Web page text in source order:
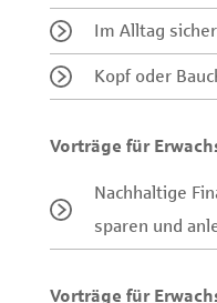
Im Alltag
Kopf oder
Vorträge für
Nachhaltige
sparen und
Vorträge für